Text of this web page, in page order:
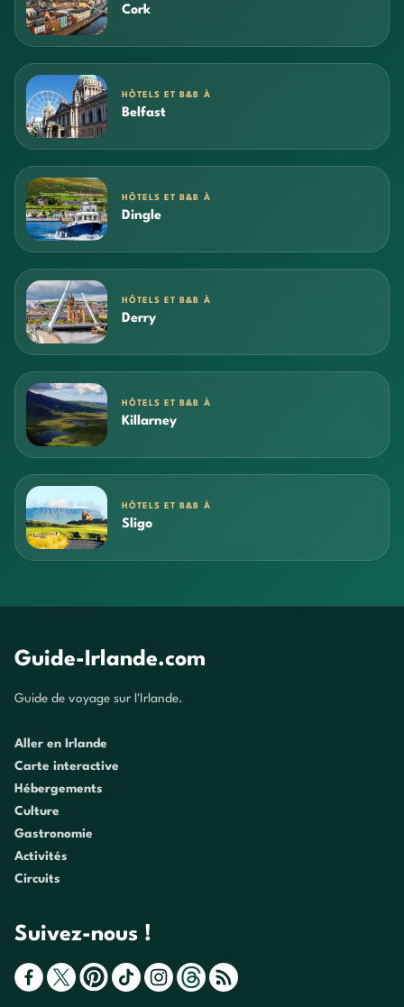
Cork
HÔTELS ET B&B À
Belfast
HÔTELS ET B&B À
Dingle
HÔTELS ET B&B À
Derry
HÔTELS ET B&B À
Killarney
HÔTELS ET B&B À
Sligo
Guide-Irlande.com
Guide de voyage sur l'Irlande.
Aller en Irlande
Carte interactive
Hébergements
Culture
Gastronomie
Activités
Circuits
Suivez-nous !